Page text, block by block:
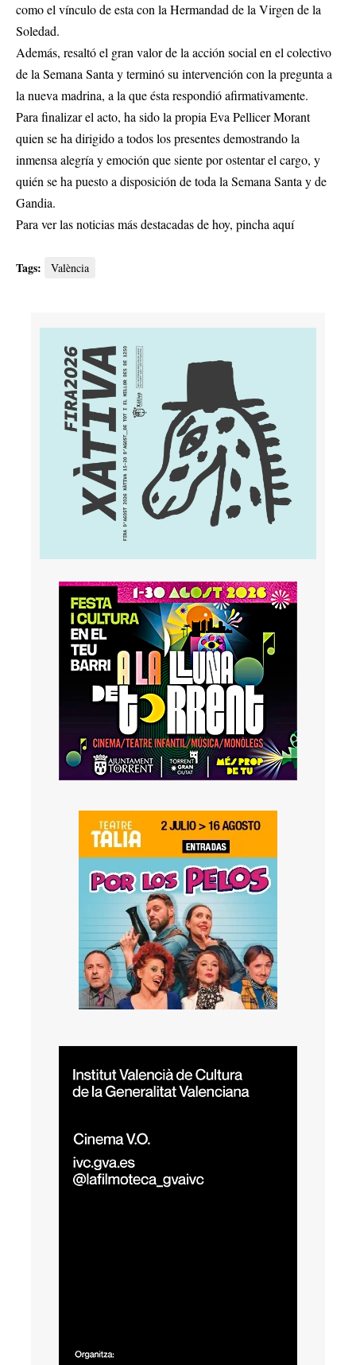
como el vínculo de esta con la Hermandad de la Virgen de la
Soledad.
Además, resaltó el gran valor de la acción social en el colectivo
de la Semana Santa y terminó su intervención con la pregunta a
la nueva madrina, a la que ésta respondió afirmativamente.
Para finalizar el acto, ha sido la propia Eva Pellicer Morant
quien se ha dirigido a todos los presentes demostrando la
inmensa alegría y emoción que siente por ostentar el cargo, y
quién se ha puesto a disposición de toda la Semana Santa y de
Gandia.
Para ver las noticias más destacadas de hoy, pincha aquí
Tags: València